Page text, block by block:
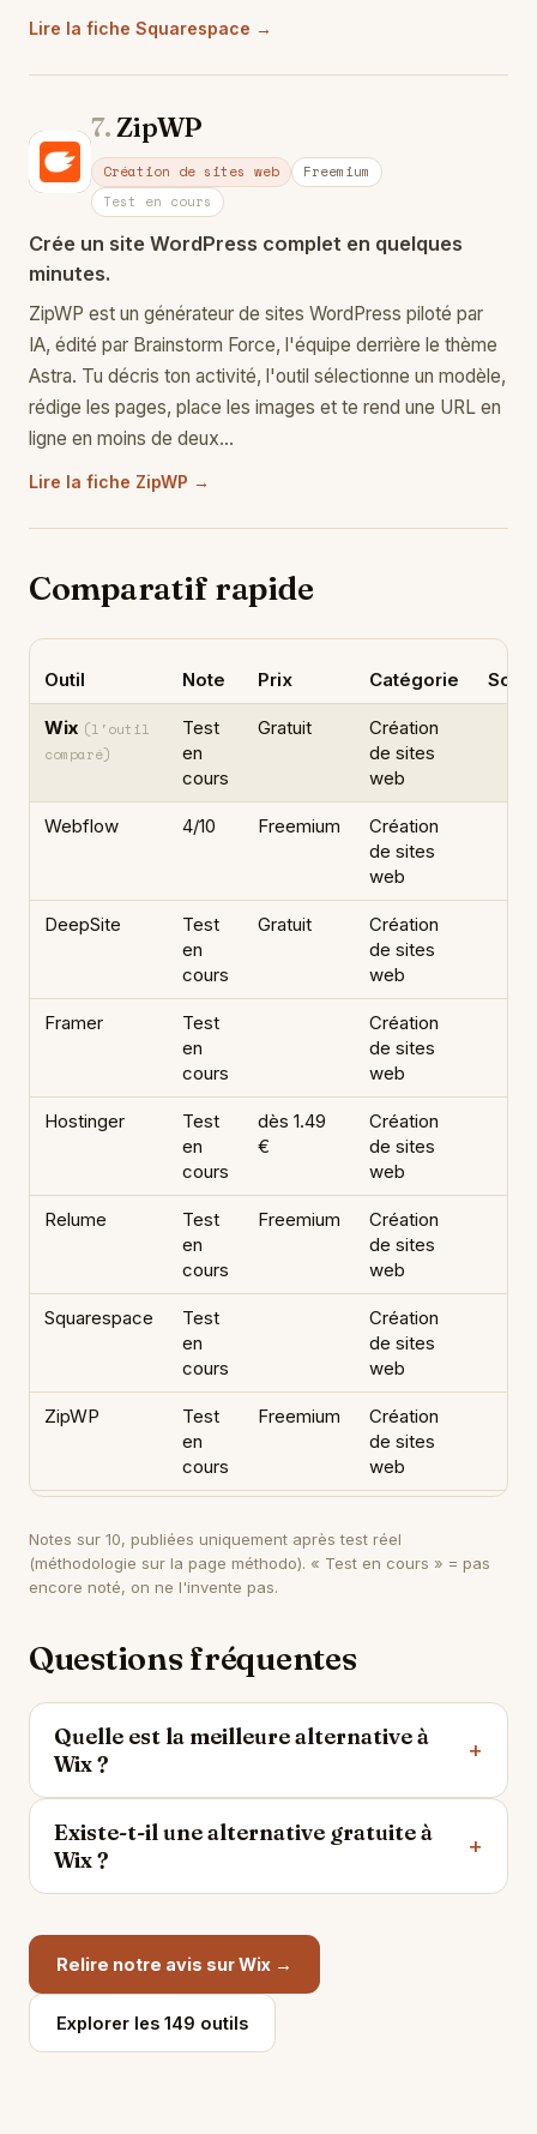
Lire la fiche Squarespace →
Zi
7.ZipWP
Création de sites web
Freemium
Test en cours
Crée un site WordPress complet en quelques
minutes.
ZipWP est un générateur de sites WordPress piloté par
IA, édité par Brainstorm Force, l'équipe derrière le thème
Astra. Tu décris ton activité, l'outil sélectionne un modèle,
rédige les pages, place les images et te rend une URL en
ligne en moins de deux…
Lire la fiche ZipWP →
Comparatif rapide
Outil Note Prix Catégorie
Wix (l'outil
comparé)
Test
en
cours
Gratuit
Création
de sites
web
Webflow 4/10 Freemium
Création
de sites
web
DeepSite
Test
en
cours
Gratuit
Création
de sites
web
Framer
Test
en
cours
Création
de sites
web
Hostinger
Test
en
cours
dès 1.49
€
Création
de sites
web
Relume
Test
en
cours
Freemium
Création
de sites
web
Squarespace
Test
en
cours
Création
de sites
web
ZipWP
Test
en
cours
Freemium
Création
de sites
web
Notes sur 10, publiées uniquement après test réel
(méthodologie sur la page méthodo). « Test en cours » = pas
encore noté, on ne l'invente pas.
Questions fréquentes
Quelle est la meilleure alternative à
Wix ?
Existe-t-il une alternative gratuite à
Wix ?
Relire notre avis sur Wix →
Explorer les 149 outils